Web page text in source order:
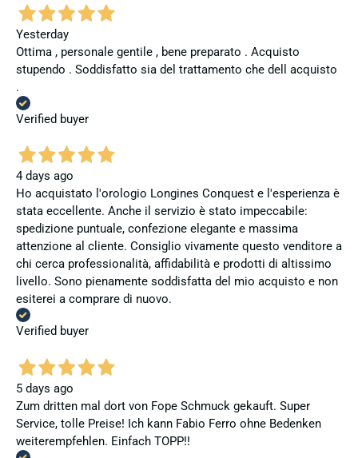
Yesterday
Ottima , personale gentile , bene preparato . Acquisto
stupendo . Soddisfatto sia del trattamento che dell acquisto
.
Verified buyer
4 days ago
Ho acquistato l'orologio Longines Conquest e l'esperienza è
stata eccellente. Anche il servizio è stato impeccabile:
spedizione puntuale, confezione elegante e massima
attenzione al cliente. Consiglio vivamente questo venditore a
chi cerca professionalità, affidabilità e prodotti di altissimo
livello. Sono pienamente soddisfatta del mio acquisto e non
esiterei a comprare di nuovo.
Verified buyer
5 days ago
Zum dritten mal dort von Fope Schmuck gekauft. Super
Service, tolle Preise! Ich kann Fabio Ferro ohne Bedenken
weiterempfehlen. Einfach TOPP!!